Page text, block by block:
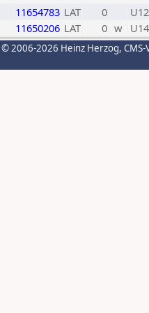
11654783 LAT 0
U12
11650206 LAT 0 w U14
© 2006-2026 Heinz Herzog,